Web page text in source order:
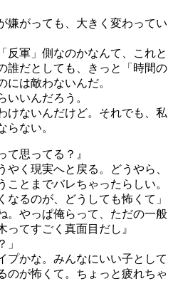
がっても、大きく変わってい
軍」側なのかなんて、これと
誰だとしても、きっと「時間の
には敵わないんだ。
いんだろう。
ないんだけど。それでも、私
らない。
て思ってる？』
く現実へと戻る。どうやら、
とまでバレちゃったらしい。
なるのが、どうしても怖くて」
。やっぱ俺らって、ただの一般
ってすごく真面目だし』
プかな。みんなにいい子として
のが怖くて。ちょっと疲れちゃ